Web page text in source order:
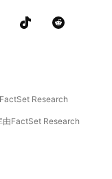
Research
FactSet Research